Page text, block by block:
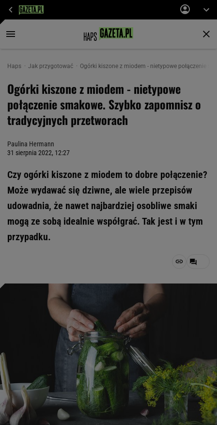
Haps Jak przygotować Ogórki kiszone z miodem - nietypowe połączenie
Ogórki kiszone z miodem - nietypowe
połączenie smakowe. Szybko zapomnisz o
tradycyjnych przetworach
Paulina Hermann
31 sierpnia 2022, 12:27
Czy ogórki kiszone z miodem to dobre połączenie?
Może wydawać się dziwne, ale wiele przepisów
udowadnia, że nawet najbardziej osobliwe smaki
mogą ze sobą idealnie współgrać. Tak jest i w tym
przypadku.